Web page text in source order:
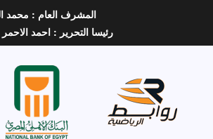
المشرف العام : محمد
رئيسا التحرير : احمد